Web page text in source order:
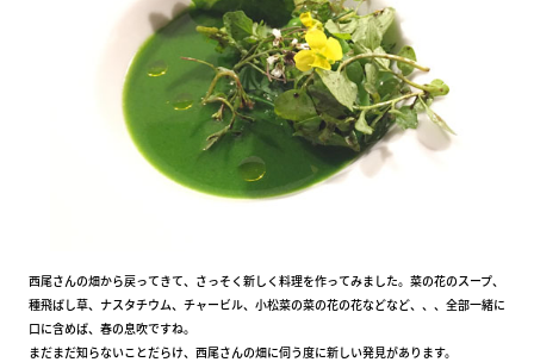
西尾さんの畑から戻ってきて、さっそく新しく料理を作ってみました。菜の花のスープ、
種飛ばし草、ナスタチウム、チャービル、小松菜の菜の花の花などなど、、、全部一緒に
口に含めば、春の息吹ですね。
まだまだ知らないことだらけ、西尾さんの畑に伺う度に新しい発見があります。